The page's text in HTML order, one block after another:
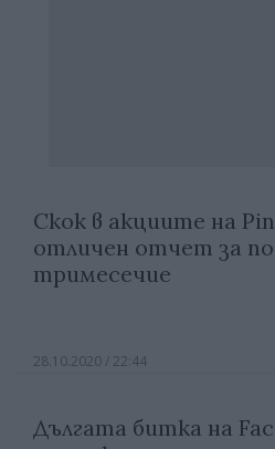
Скок в акциите на
отличен отчет за
тримесечие
28.10.2020 / 22:44
Дългата битка на